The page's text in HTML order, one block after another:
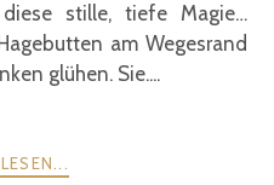
stille, tiefe Magie…
am Wegesrand
glühen. Sie....